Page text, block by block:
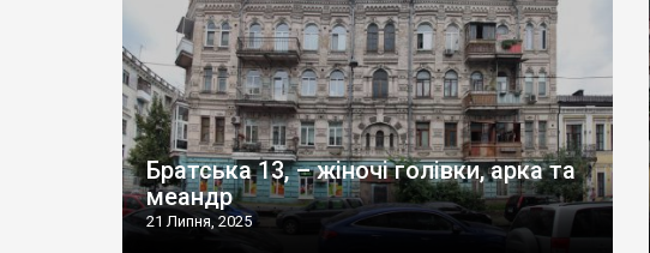
Братська 13, – жіночі голівки, арка та
меандр
21 Липня, 2025